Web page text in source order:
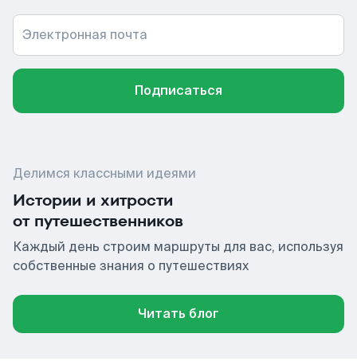
Электронная почта
Подписаться
Делимся классными идеями
Истории и хитрости
от путешественников
Каждый день строим маршруты для вас, используя
собственные знания о путешествиях
Читать блог